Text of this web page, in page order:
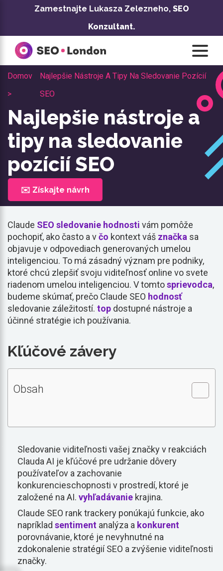
Zamestnajte Lukasza Zelezneho, SEO
Konzultant.
Domov
>
Najlepšie Nástroje A Tipy Na Sledovanie Pozícií
SEO
Najlepšie nástroje a
tipy na sledovanie
pozícií SEO
✉️ Získajte návrh
Claude SEO sledovanie hodnosti vám pomôže
pochopiť, ako často a včo kontext váš značka sa
objavuje v odpovediach generovaných umelou
inteligenciou. To má zásadný význam pre podniky,
ktoré chcú zlepšiť svoju viditeľnosť online vo svete
riadenom umelou inteligenciou. V tomtosprievodca,
budeme skúmať, prečo Claude SEO hodnosť
sledovanie záležitostí. top dostupné nástroje a
účinné stratégie ich používania.
Kľúčové závery
Obsah
Sledovanie viditeľnosti vašej značky v reakciách
Clauda AI je kľúčové pre udržanie dôvery
používateľov a zachovanie
konkurencieschopnosti v prostredí, ktoré je
založené na AI. vyhľadávanie krajina.
Claude SEO rank trackery ponúkajú funkcie, ako
napríklad sentiment analýza a konkurent
porovnávanie, ktoré je nevyhnutné na
zdokonalenie stratégií SEO a zvýšenie viditeľnosti
značky.